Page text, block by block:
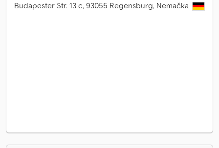
Budapester Str. 13 c, 93055 Regensburg, Nemačka